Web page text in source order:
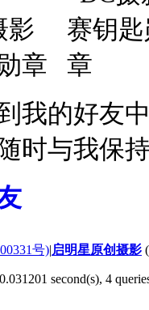
我的好友
时与我保
号)|启明星原创摄影
second(s), 4